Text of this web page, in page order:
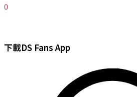
0
下載DS Fans App